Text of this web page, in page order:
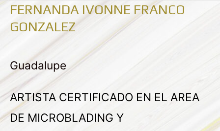
FERNANDA IVONNE FRANCO
GONZALEZ
Guadalupe
ARTISTA CERTIFICADO EN EL AREA
DE MICROBLADING Y
FERNANDA
IVONNE
FRANCO
GONZALEZ